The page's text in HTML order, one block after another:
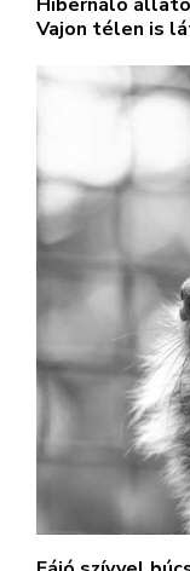
Vajon télen is